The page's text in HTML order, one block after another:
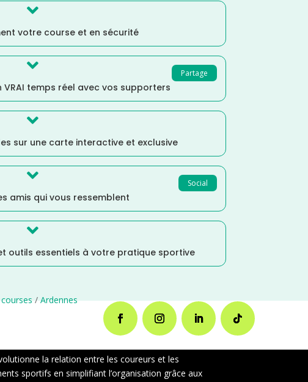

votre course et en sécurité
Partage

temps réel avec vos supporters

sur une carte interactive et exclusive
Social

amis qui vous ressemblent

outils essentiels à votre pratique sportive
courses/Ardennes
la relation entre les coureurs et les
sportifs en simplifiant l’organisation grâce aux